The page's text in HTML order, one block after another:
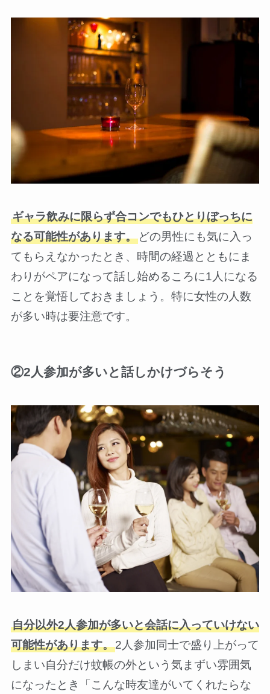
ギャラ飲みに限らず合コンでもひとりぼっちに
なる可能性があります。どの男性にも気に入っ
てもらえなかったとき、時間の経過とともにま
わりがペアになって話し始めるころに1人になる
ことを覚悟しておきましょう。特に女性の人数
が多い時は要注意です。
②2人参加が多いと話しかけづらそう
自分以外2人参加が多いと会話に入っていけない
可能性があります。2人参加同士で盛り上がって
しまい自分だけ蚊帳の外という気まずい雰囲気
になったとき「こんな時友達がいてくれたらな